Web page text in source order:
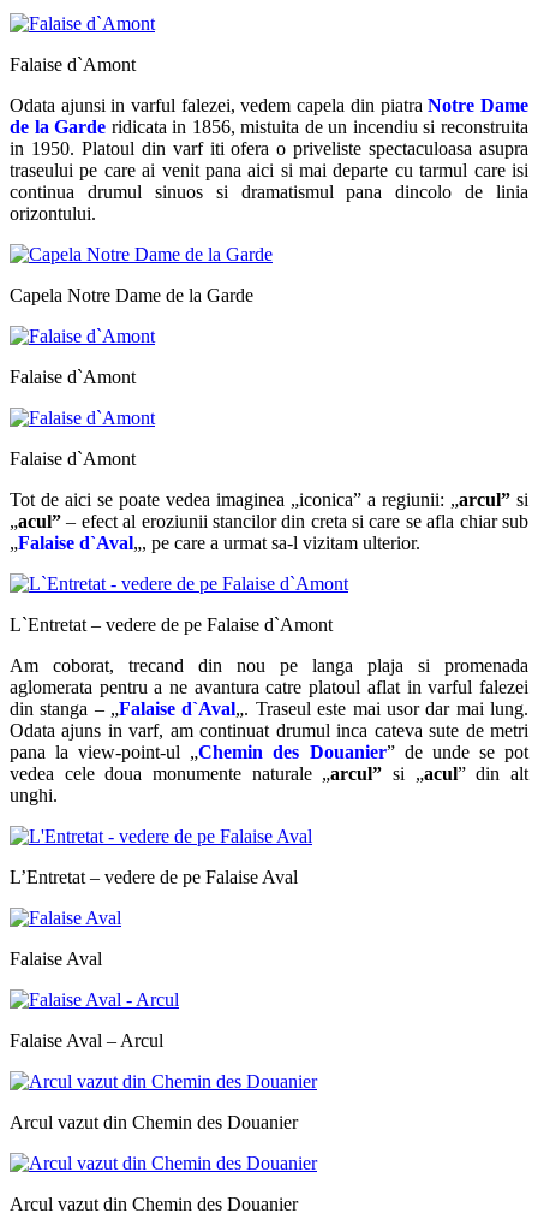
Falaise d`Amont
Odata ajunsi in varful falezei, vedemcapela din piatraNotre Dame
de la Garde ridicata in 1856, mistuita de un incendiu si reconstruita
in 1950. Platoul din varf iti ofera o priveliste spectaculoasa asupra
traseului pe care ai venit pana aici si mai departe cutarmul care isi
continua drumul sinuos si dramatismul pana dincolo de linia
orizontului.
Capela Notre Dame de la Garde
Falaise d`Amont
Falaise d`Amont
Tot de aici se poate vedea imaginea „iconica” a regiunii: „arcul” si
„acul” – efect al eroziunii stancilor din creta si care se afla chiar sub
„Falaise d`Aval„, pe care a urmat sa-l vizitam ulterior.
L`Entretat – vedere de pe Falaise d`Amont
Am coborat, trecand din nou pe langa plaja si promenada
aglomerata pentru a ne avantura catre platoul aflat in varful falezei
din stanga – „Falaise d`Aval„. Traseul este mai usor dar mai lung.
Odata ajuns in varf, am continuat drumul inca cateva sute de metri
pana la view-point-ul „Chemin des Douanier” de unde se pot
vedea cele doua monumente naturale „arcul” si „acul” din alt
unghi.
L’Entretat – vedere de pe Falaise Aval
Falaise Aval
Falaise Aval – Arcul
Arcul vazut din Chemin des Douanier
Arcul vazut din Chemin des Douanier